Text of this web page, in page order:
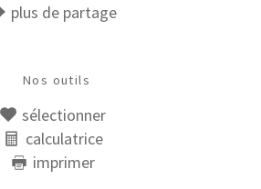
plus de partage
Nos outils
sélectionner
calculatrice
imprimer